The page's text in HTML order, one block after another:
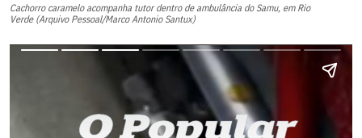
Cachorro caramelo acompanha tutor dentro de ambulância do Samu, em Rio
Verde (Arquivo Pessoal/Marco Antonio Santux)